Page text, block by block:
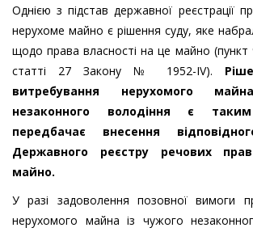
Однією з підстав державної реєстрації
нерухоме майно є рішення суду, яке
щодо права власності на це майно (пункт
статті 27 Закону № 1952-IV).
витребування нерухомого
незаконного володіння є
передбачає внесення
Державного реєстру речових
майно.
У разі задоволення позовної вимоги
нерухомого майна із чужого